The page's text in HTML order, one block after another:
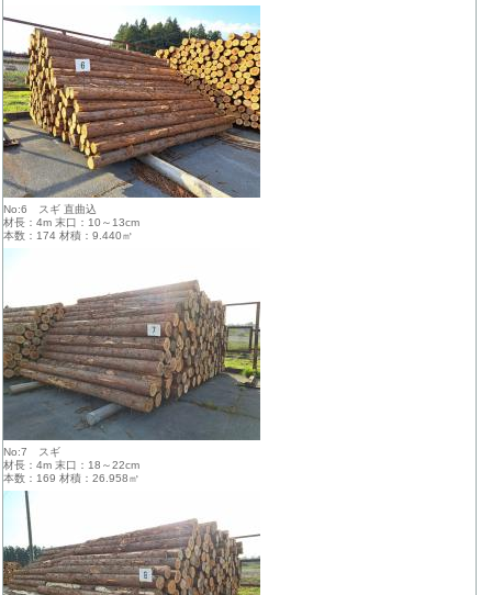
No:6 スギ 直曲込
材長：4m 末口：10～13cm
本数：174 材積：9.440㎥
No:7 スギ
材長：4m 末口：18～22cm
本数：169 材積：26.958㎥